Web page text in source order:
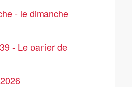
- le dimanche
- Le panier de